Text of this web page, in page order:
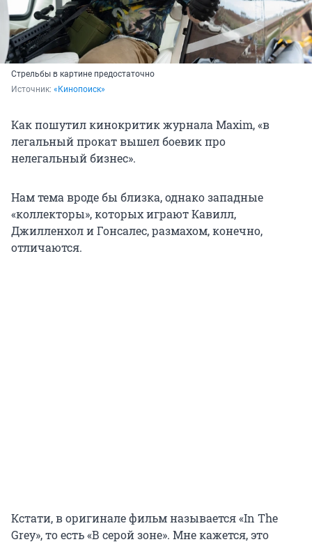
Стрельбы в картине предостаточно
Источник: «Кинопоиск»
Как пошутил кинокритик журнала Maxim, «в
легальный прокат вышел боевик про
нелегальный бизнес».
Нам тема вроде бы близка, однако западные
«коллекторы», которых играют Кавилл,
Джилленхол и Гонсалес, размахом, конечно,
отличаются.
Кстати, в оригинале фильм называется «In The
Grey», то есть «В серой зоне». Мне кажется, это